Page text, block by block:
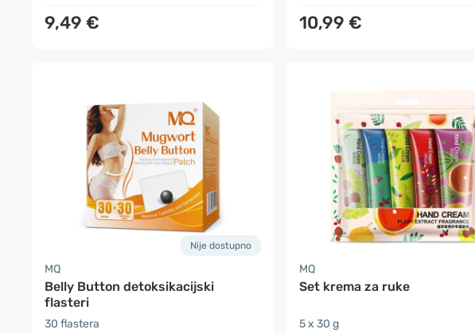
9,49 € 10,99 €
Nije dostupno
MQ
Belly Button detoksikacijski
flasteri
30 flastera
MQ
Set krema za ruke
5 x 30 g